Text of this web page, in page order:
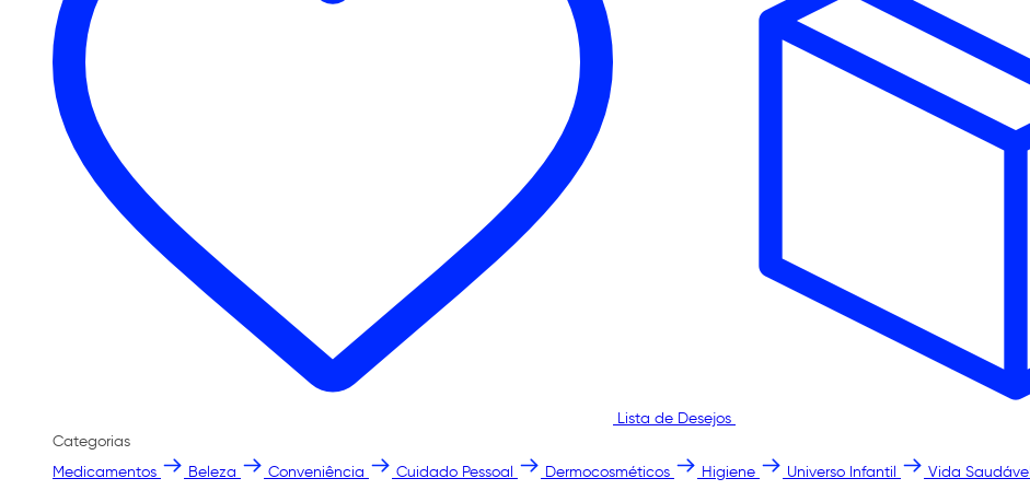
Lista de Desejos
Categorias
Medicamentos
Beleza Conveniência Cuidado Pessoal Dermocosméticos Higiene Universo Infantil Vida Saudável